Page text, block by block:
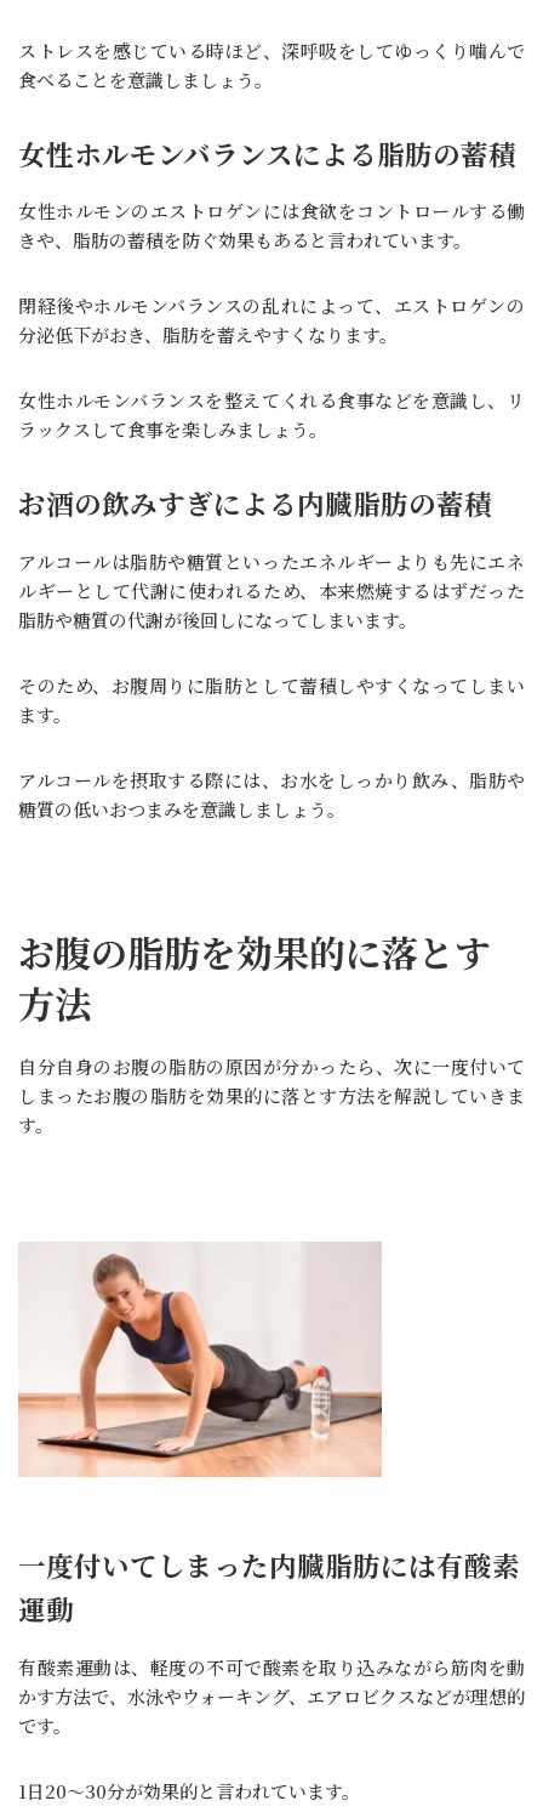
ストレスを感じている時ほど、深呼吸をしてゆっくり噛んで
食べることを意識しましょう。
女性ホルモンバランスによる脂肪の蓄積
女性ホルモンのエストロゲンには食欲をコントロールする働
きや、脂肪の蓄積を防ぐ効果もあると言われています。
閉経後やホルモンバランスの乱れによって、エストロゲンの
分泌低下がおき、脂肪を蓄えやすくなります。
女性ホルモンバランスを整えてくれる食事などを意識し、リ
ラックスして食事を楽しみましょう。
お酒の飲みすぎによる内臓脂肪の蓄積
アルコールは脂肪や糖質といったエネルギーよりも先にエネ
ルギーとして代謝に使われるため、本来燃焼するはずだった
脂肪や糖質の代謝が後回しになってしまいます。
そのため、お腹周りに脂肪として蓄積しやすくなってしまい
ます。
アルコールを摂取する際には、お水をしっかり飲み、脂肪や
糖質の低いおつまみを意識しましょう。
お腹の脂肪を効果的に落とす
方法
自分自身のお腹の脂肪の原因が分かったら、次に一度付いて
しまったお腹の脂肪を効果的に落とす方法を解説していきま
す。
一度付いてしまった内臓脂肪には有酸素
運動
有酸素運動は、軽度の不可で酸素を取り込みながら筋肉を動
かす方法で、水泳やウォーキング、エアロビクスなどが理想的
です。
1日20～30分が効果的と言われています。